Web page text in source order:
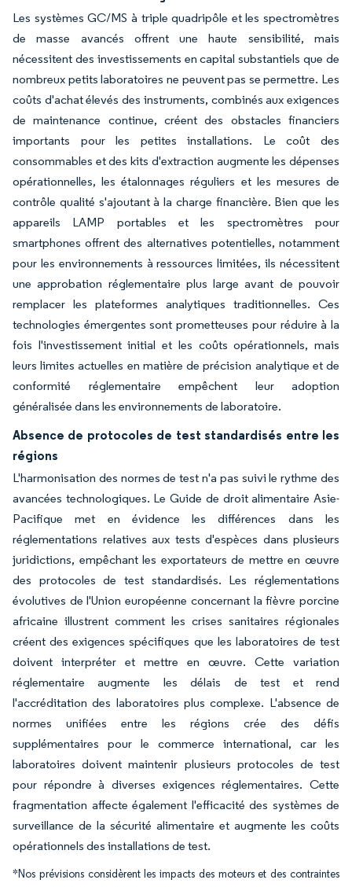
Les systèmes GC/MS à triple quadripôle et les spectromètres
de masse avancés offrent une haute sensibilité, mais
nécessitent des investissements en capital substantiels que de
nombreux petits laboratoires ne peuvent pas se permettre. Les
coûts d'achat élevés des instruments, combinés aux exigences
de maintenance continue, créent des obstacles financiers
importants pour les petites installations. Le coût des
consommables et des kits d'extraction augmente les dépenses
opérationnelles, les étalonnages réguliers et les mesures de
contrôle qualité s'ajoutant à la charge financière. Bien que les
appareils LAMP portables et les spectromètres pour
smartphones offrent des alternatives potentielles, notamment
pour les environnements à ressources limitées, ils nécessitent
une approbation réglementaire plus large avant de pouvoir
remplacer les plateformes analytiques traditionnelles. Ces
technologies émergentes sont prometteuses pour réduire à la
fois l'investissement initial et les coûts opérationnels, mais
leurs limites actuelles en matière de précision analytique et de
conformité réglementaire empêchent leur adoption
généralisée dans les environnements de laboratoire.
Absence de protocoles de test standardisés entre les
régions
L'harmonisation des normes de test n'a pas suivi le rythme des
avancées technologiques. Le Guide de droit alimentaire Asie-
Pacifique met en évidence les différences dans les
réglementations relatives aux tests d'espèces dans plusieurs
juridictions, empêchant les exportateurs de mettre en œuvre
des protocoles de test standardisés. Les réglementations
évolutives de l'Union européenne concernant la fièvre porcine
africaine illustrent comment les crises sanitaires régionales
créent des exigences spécifiques que les laboratoires de test
doivent interpréter et mettre en œuvre. Cette variation
réglementaire augmente les délais de test et rend
l'accréditation des laboratoires plus complexe. L'absence de
normes unifiées entre les régions crée des défis
supplémentaires pour le commerce international, car les
laboratoires doivent maintenir plusieurs protocoles de test
pour répondre à diverses exigences réglementaires. Cette
fragmentation affecte également l'efficacité des systèmes de
surveillance de la sécurité alimentaire et augmente les coûts
opérationnels des installations de test.
*Nos prévisions considèrent les impacts des moteurs et des contraintes